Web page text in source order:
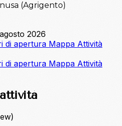
(Agrigento)
2026
di apertura Mappa Attività
di apertura Mappa Attività